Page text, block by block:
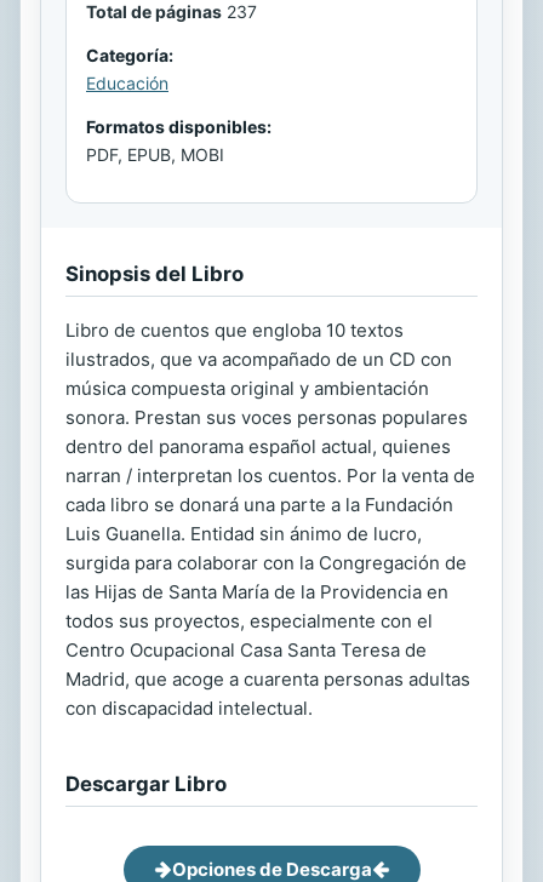
Total de páginas 237
Categoría:
Educación
Formatos disponibles:
PDF, EPUB, MOBI
Sinopsis del Libro
Libro de cuentos que engloba 10 textos
ilustrados, que va acompañado de un CD con
música compuesta original y ambientación
sonora. Prestan sus voces personas populares
dentro del panorama español actual, quienes
narran / interpretan los cuentos. Por la venta de
cada libro se donará una parte a la Fundación
Luis Guanella. Entidad sin ánimo de lucro,
surgida para colaborar con la Congregación de
las Hijas de Santa María de la Providencia en
todos sus proyectos, especialmente con el
Centro Ocupacional Casa Santa Teresa de
Madrid, que acoge a cuarenta personas adultas
con discapacidad intelectual.
Descargar Libro
Opciones de Descarga